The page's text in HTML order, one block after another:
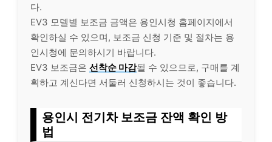
다.
EV3 모델별 보조금 금액은 용인시청 홈페이지에서
확인하실 수 있으며, 보조금 신청 기준 및 절차는 용
인시청에 문의하시기 바랍니다.
EV3 보조금은 선착순 마감될 수 있으므로, 구매를 계
획하고 계신다면 서둘러 신청하시는 것이 좋습니다.
용인시 전기차 보조금 잔액 확인 방
법